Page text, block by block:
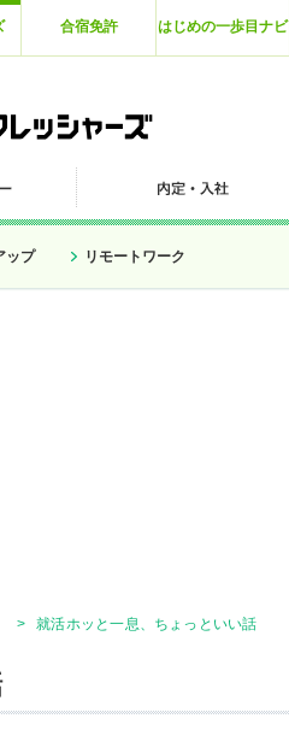
合宿免許 はじめの一歩目ナビ
ップ リモートワーク
> 就活ホッと一息、ちょっといい話